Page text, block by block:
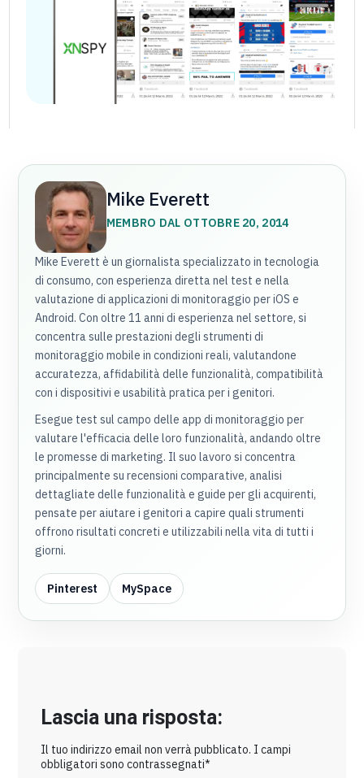
Mike Everett
MEMBRO DAL OTTOBRE 20, 2014
Mike Everett è un giornalista specializzato in tecnologia
di consumo, con esperienza diretta nel test e nella
valutazione di applicazioni di monitoraggio per iOS e
Android. Con oltre 11 anni di esperienza nel settore, si
concentra sulle prestazioni degli strumenti di
monitoraggio mobile in condizioni reali, valutandone
accuratezza, affidabilità delle funzionalità, compatibilità
con i dispositivi e usabilità pratica per i genitori.
Esegue test sul campo delle app di monitoraggio per
valutare l'efficacia delle loro funzionalità, andando oltre
le promesse di marketing. Il suo lavoro si concentra
principalmente su recensioni comparative, analisi
dettagliate delle funzionalità e guide per gli acquirenti,
pensate per aiutare i genitori a capire quali strumenti
offrono risultati concreti e utilizzabili nella vita di tutti i
giorni.
Pinterest MySpace
Lascia una risposta:
Il tuo indirizzo email non verrà pubblicato. I campi
obbligatori sono contrassegnati*